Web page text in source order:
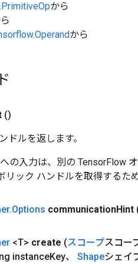
から
から
()
ドルを返します。
の入力は、別の TensorFlow
リック ハンドルを取得するた
.Options communicationHint
<T> create (スコープスコー
instanceKey、 Shapeシェイ